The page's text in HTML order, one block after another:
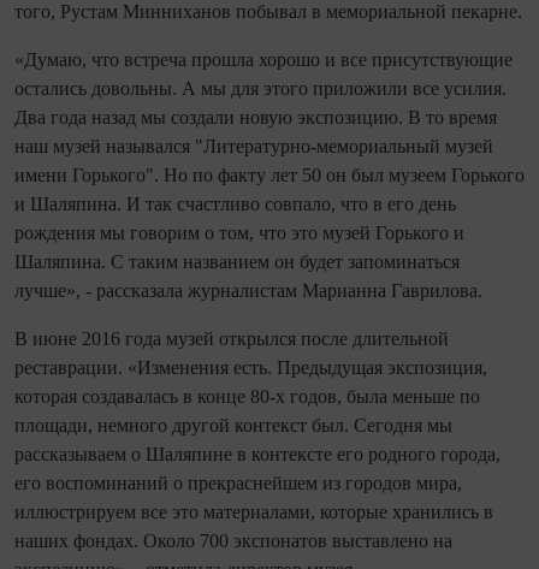
того, Рустам Минниханов побывал в мемориальной пекарне.
«Думаю, что встреча прошла хорошо и все присутствующие
остались довольны. А мы для этого приложили все усилия.
Два года назад мы создали новую экспозицию. В то время
наш музей назывался "Литературно-мемориальный музей
имени Горького". Но по факту лет 50 он был музеем Горького
и Шаляпина. И так счастливо совпало, что в его день
рождения мы говорим о том, что это музей Горького и
Шаляпина. С таким названием он будет запоминаться
лучше», - рассказала журналистам Марианна Гаврилова.
В июне 2016 года музей открылся после длительной
реставрации. «Изменения есть. Предыдущая экспозиция,
которая создавалась в конце 80-х годов, была меньше по
площади, немного другой контекст был. Сегодня мы
рассказываем о Шаляпине в контексте его родного города,
его воспоминаний о прекраснейшем из городов мира,
иллюстрируем все это материалами, которые хранились в
наших фондах. Около 700 экспонатов выставлено на